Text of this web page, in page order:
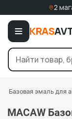
2
KRAS
Базовая эмаль для
MACAW